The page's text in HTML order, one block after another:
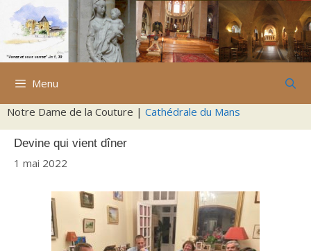
Aller
contenu
Menu
Notre Dame de la Couture | Cathédrale du Mans
Devine qui vient dîner
1 mai 2022